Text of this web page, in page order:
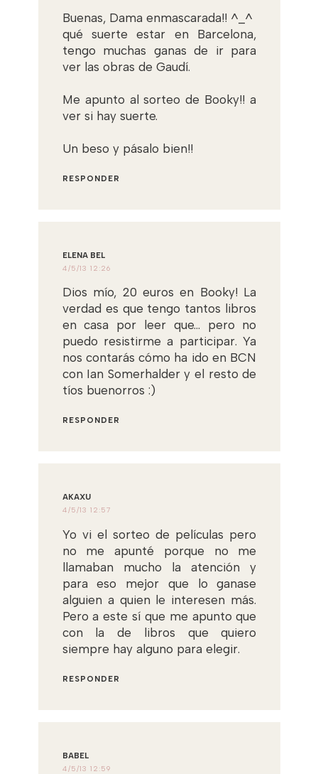
Buenas, Dama enmascarada!! ^_^
qué suerte estar en Barcelona,
tengo muchas ganas de ir para
ver las obras de Gaudí.
Me apunto al sorteo de Booky!! a
ver si hay suerte.
Un beso y pásalo bien!!
RESPONDER
ELENA BEL
4/5/13 12:26
Dios mío, 20 euros en Booky! La
verdad es que tengo tantos libros
en casa por leer que... pero no
puedo resistirme a participar. Ya
nos contarás cómo ha ido en BCN
con Ian Somerhalder y el resto de
tíos buenorros :)
RESPONDER
AKAXU
4/5/13 12:57
Yo vi el sorteo de películas pero
no me apunté porque no me
llamaban mucho la atención y
para eso mejor que lo ganase
alguien a quien le interesen más.
Pero a este sí que me apunto que
con la de libros que quiero
siempre hay alguno para elegir.
RESPONDER
BABEL
4/5/13 12:59